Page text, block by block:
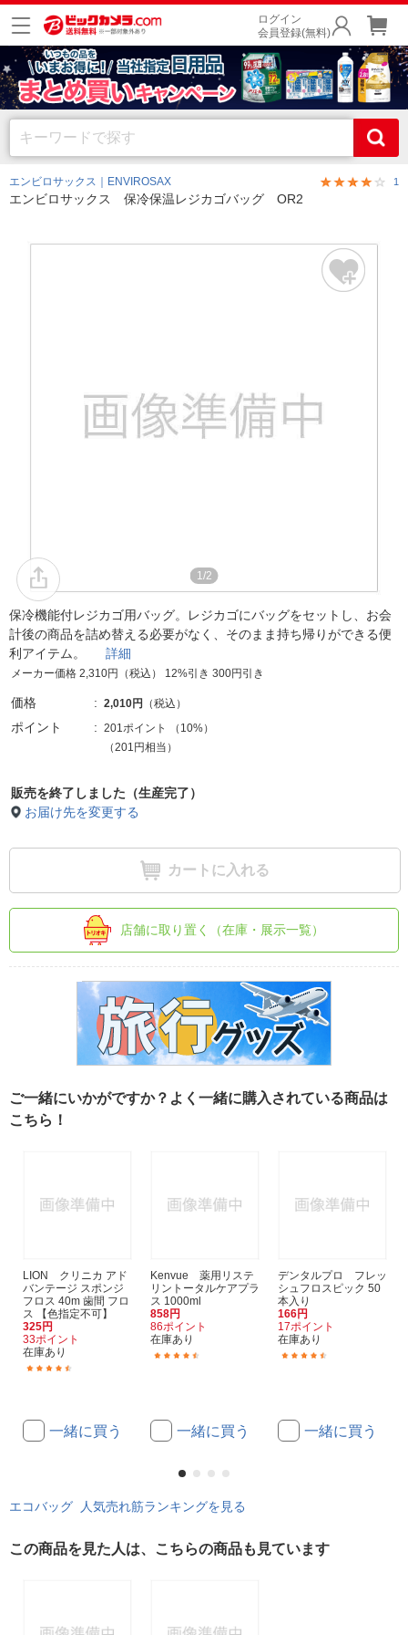
ログイン
会員登録(無料)
エンビロサックス｜ENVIROSAX 1
エンビロサックス 保冷保温レジカゴバッグ OR2
1/2
保冷機能付レジカゴ用バッグ。レジカゴにバッグをセットし、お会
計後の商品を詰め替える必要がなく、そのまま持ち帰りができる便
利アイテム。 詳細
メーカー価格 2,310円（税込） 12%引き 300円引き
価格 2,010円 （税込）
ポイント 201ポイント （ 10%）
（201円相当）
販売を終了しました（生産完了）
お届け先を変更する
カートに入れる
店舗に取り置く（在庫・展示一覧）
ご一緒にいかがですか？よく一緒に購入されている商品は
こちら！
LION クリニカ アド
バンテージ スポンジ
フロス 40m 歯間 フロ
ス 【色指定不可】
325円
33ポイント
在庫あり
一緒に買う
Kenvue 薬用リステ
リントータルケアプラ
ス 1000ml
858円
86ポイント
在庫あり
一緒に買う
デンタルプロ フレッ
シュフロスピック 50
本入り
166円
17ポイント
在庫あり
一緒に買う
エコバッグ 人気売れ筋ランキングを見る
この商品を見た人は、こちらの商品も見ています